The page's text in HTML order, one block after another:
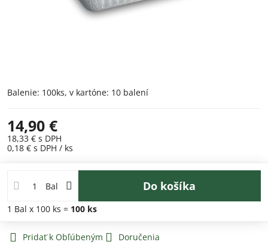
Balenie: 100ks, v kartóne: 10 balení
14,90 €
18,33 € s DPH
0,18 € s DPH / ks
Bal Do košíka
1 Bal x 100 ks = 100 ks
Pridať k Obľúbeným
Doručenia